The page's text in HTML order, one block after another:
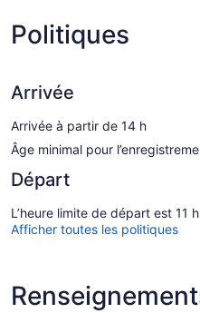
Politiques
Arrivée
Arrivée à partir de 14 h
Âge minimal pour
Départ
L’heure limite de départ est 11
Afficher toutes les politiques